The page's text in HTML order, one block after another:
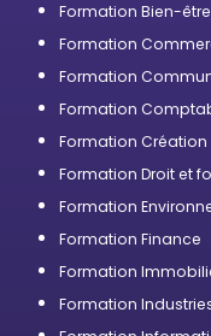
Formation Bien-
Formation
Formation
Formation
Formation
Formation Droit et
Formation
Formation Finance
Formation
Formation